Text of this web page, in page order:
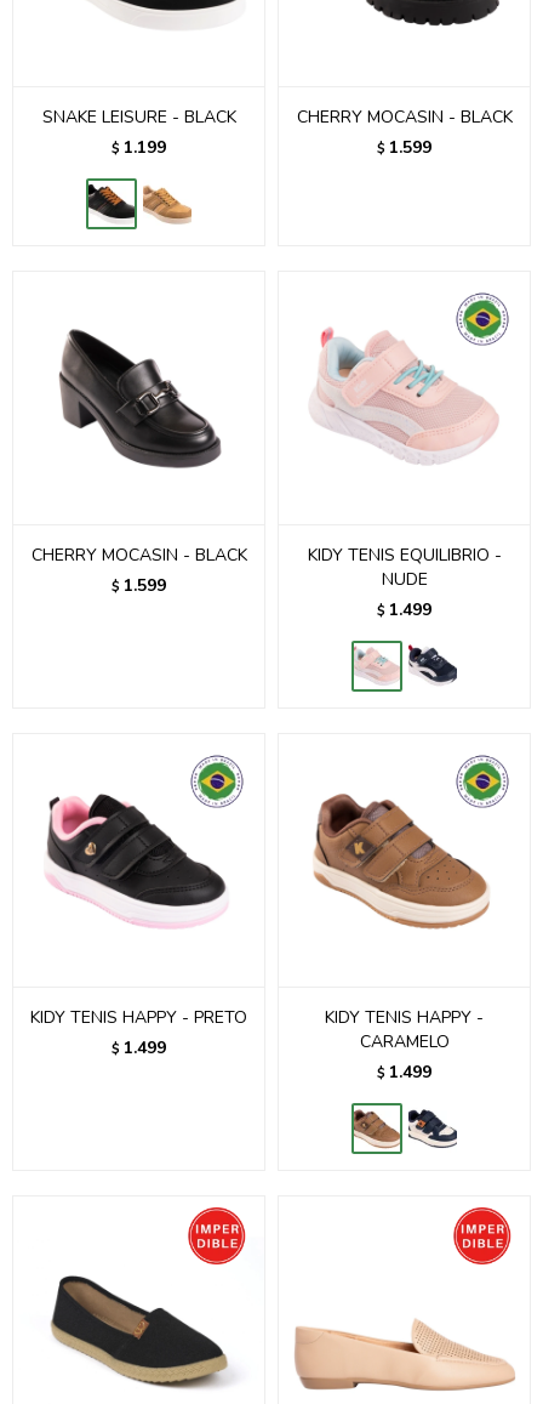
SNAKE LEISURE - BLACK
$ 1.199
CHERRY MOCASIN - BLACK
$ 1.599
CHERRY MOCASIN - BLACK
$ 1.599
KIDY TENIS EQUILIBRIO -
NUDE
$ 1.499
KIDY TENIS HAPPY - PRETO
$ 1.499
KIDY TENIS HAPPY -
CARAMELO
$ 1.499